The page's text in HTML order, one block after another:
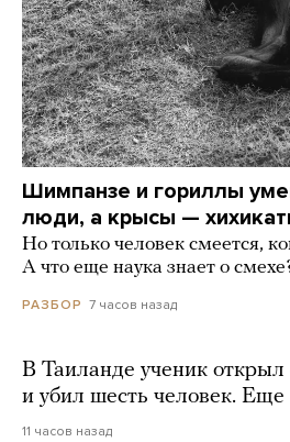
Шимпанзе и гориллы
люди, а крысы —
Но только человек смеется,
А что еще наука знает о
РАЗБОР 7 часов назад
В Таиланде ученик открыл
и убил шесть человек.
11 часов назад